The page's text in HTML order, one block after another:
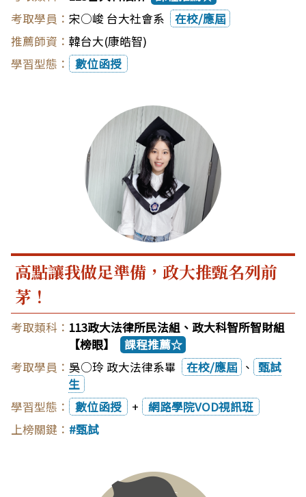
宋○峻 台大社會系
在校/應屆
韓台大(康皓智)
數位函授
高點讓我做足準備，政大推甄名列前
茅！
113政大法律所民法組、政大科智所智財組
【榜眼】
課程推薦☆
吳○玲 政大法律系畢
在校/應屆 、 甄試
生
數位函授
+
網路學院VOD視訊班
甄試